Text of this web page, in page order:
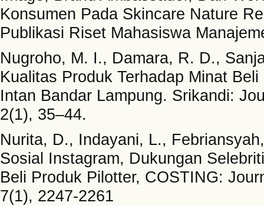
Konsumen Pada Skincare Nature
Publikasi Riset Mahasiswa
Nugroho, M. I., Damara, R. D.,
Kualitas Produk Terhadap Minat
Intan Bandar Lampung. Srikandi:
2(1), 35–44.
Nurita, D., Indayani, L.,
Sosial Instagram, Dukungan
Beli Produk Pilotter, COSTING:
7(1), 2247-2261